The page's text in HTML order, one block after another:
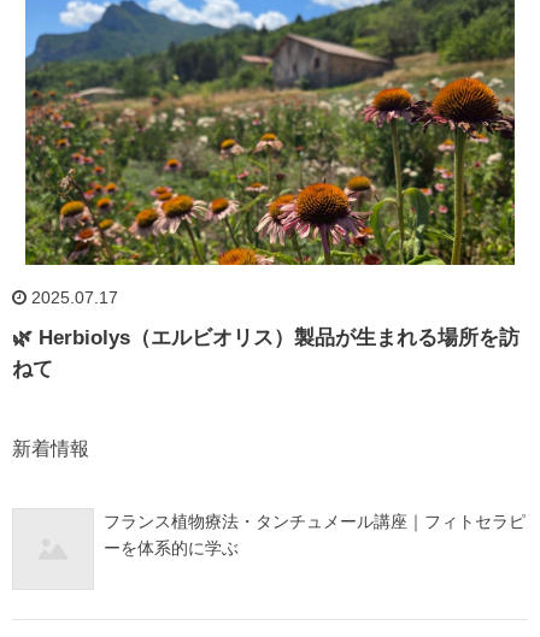
2025.07.17
🌿 Herbiolys（エルビオリス）製品が生まれる場所を訪
ねて
新着情報
フランス植物療法・タンチュメール講座｜フィトセラピ
ーを体系的に学ぶ